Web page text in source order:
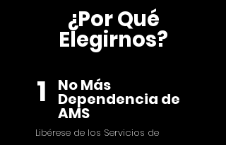
¿Por Qué
Elegirnos?
1 No Más
Dependencia de
AMS
Libérese de los Servicios de